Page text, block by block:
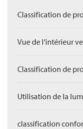
Classification de
Vue de l‘intérieur
Classification de
Utilisation de la
classification